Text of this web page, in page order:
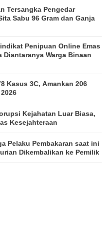
Tersangka Pengedar
Sabu 96 Gram dan Ganja
Penipuan Online Emas
Diantaranya Warga Binaan
Kasus 3C, Amankan 206
Kejahatan Luar Biasa,
Kesejahteraan
Pelaku Pembakaran saat ini
Dikembalikan ke Pemilik